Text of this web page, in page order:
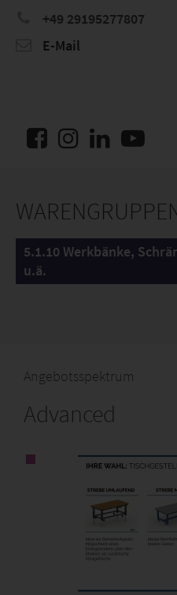
+49 29195277807
E-Mail
5.1.10 Werkbänke,
u.ä.
Angebotsspektrum
Advanced